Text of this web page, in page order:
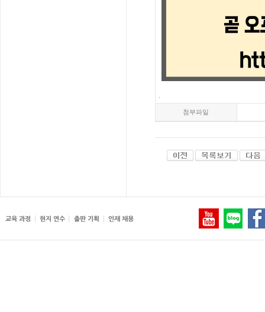
.
첨부파일